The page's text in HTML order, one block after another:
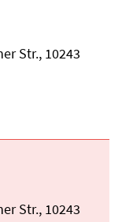
Str., 10243
Str., 10243